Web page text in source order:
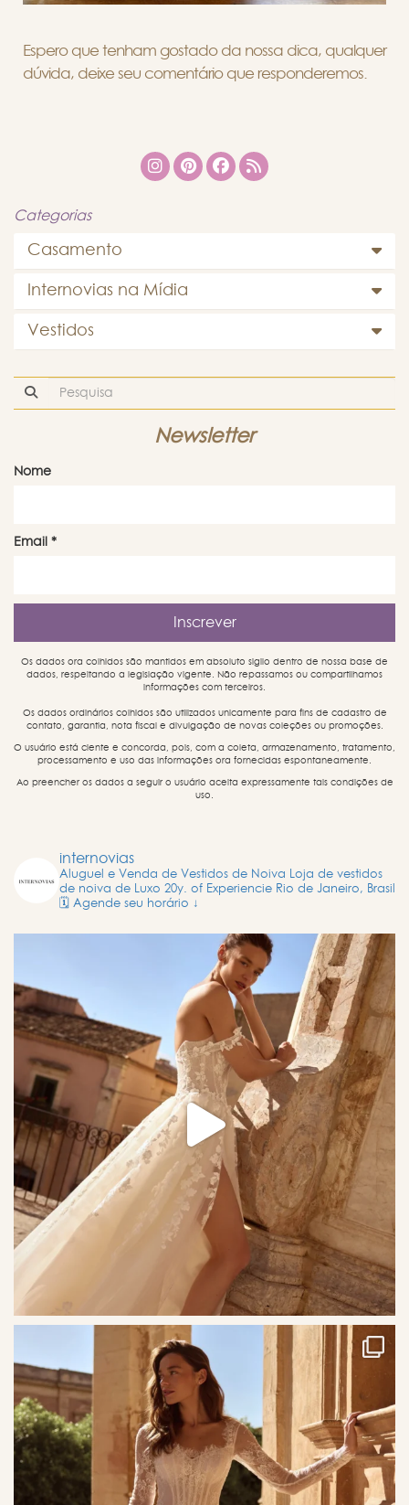
Espero que tenham gostado da nossa dica, qualquer
dúvida, deixe seu comentário que responderemos.
Categorias
Casamento
Internovias na Mídia
Vestidos
Newsletter
Nome
Email *
Os dados ora colhidos são mantidos em absoluto sigilo dentro de nossa base de
dados, respeitando a legislação vigente. Não repassamos ou compartilhamos
informações com terceiros.
Os dados ordinários colhidos são utilizados unicamente para fins de cadastro de
contato, garantia, nota fiscal e divulgação de novas coleções ou promoções.
O usuário está ciente e concorda, pois, com a coleta, armazenamento, tratamento,
processamento e uso das informações ora fornecidas espontaneamente.
Ao preencher os dados a seguir o usuário aceita expressamente tais condições de
uso.
internovias
Aluguel e Venda de Vestidos de Noiva Loja de vestidos
de noiva de Luxo 20y. of Experiencie Rio de Janeiro, Brasil
🗓️ Agende seu horário ↓